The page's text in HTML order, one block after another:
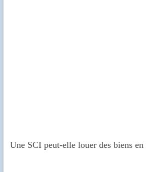
Une SCI peut-elle louer des biens en